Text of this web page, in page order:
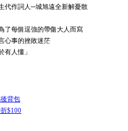
代作詞人─城旭遠全新解憂散
了每個逞強的帶傷大人而寫
心事的挫敗迷茫
有人懂」
背包
$100